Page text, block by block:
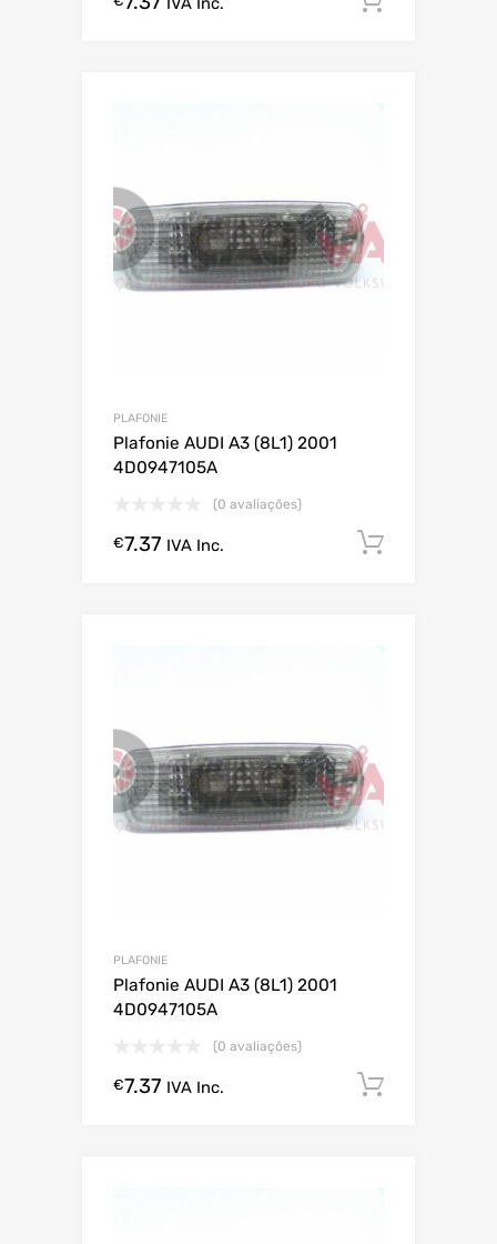
PLAFONIE
Plafonie AUDI A3 (8L1) 2001
4D0947105A
(0 avaliações)
€7.37 IVA Inc.
PLAFONIE
Plafonie AUDI A3 (8L1) 2001
4D0947105A
(0 avaliações)
€7.37 IVA Inc.